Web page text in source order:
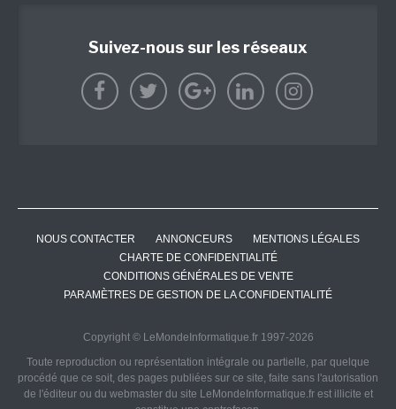
Suivez-nous sur les réseaux
NOUS CONTACTER ANNONCEURS
MENTIONS LÉGALES
CHARTE DE CONFIDENTIALITÉ
CONDITIONS GÉNÉRALES DE VENTE
PARAMÈTRES DE GESTION DE LA CONFIDENTIALITÉ
Copyright © LeMondeInformatique.fr 1997-2026
Toute reproduction ou représentation intégrale ou partielle, par quelque
procédé que ce soit, des pages publiées sur ce site, faite sans l'autorisation
de l'éditeur ou du webmaster du site LeMondeInformatique.fr est illicite et